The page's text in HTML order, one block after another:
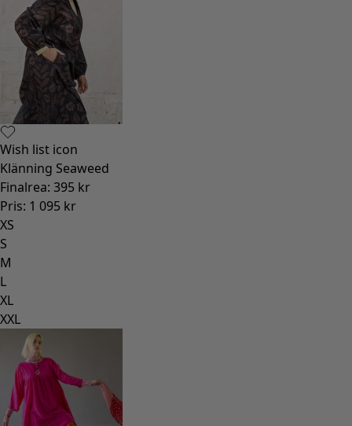
Wish list icon
Klänning Seaweed
Finalrea: 395 kr
Pris: 1 095 kr
XS
S
M
L
XL
XXL